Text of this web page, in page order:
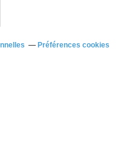
Préférences cookies